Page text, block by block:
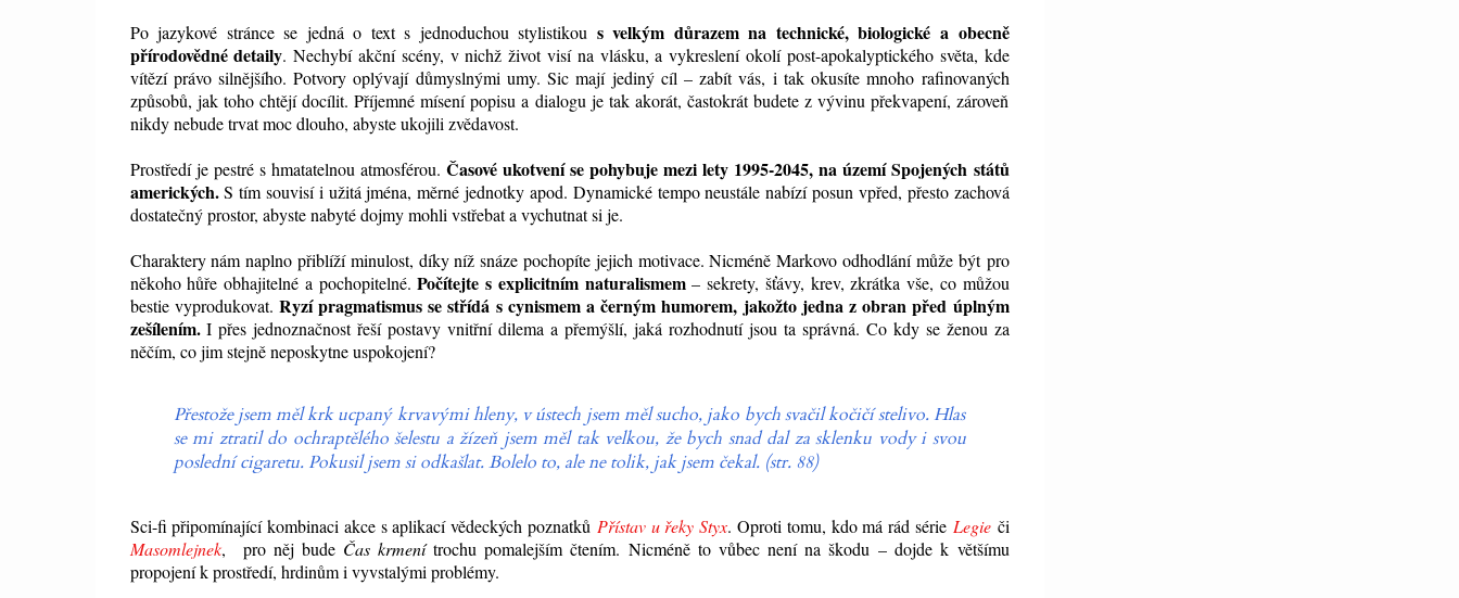
Po jazykové stránce se jedná o text s jednoduchou stylistikou s velkým důrazem na technické, biologické a obecně
přírodovědné detaily. Nechybí akční scény, v nichž život visí na vlásku, a vykreslení okolí post-apokalyptického světa, kde
vítězí právo silnějšího. Potvory oplývají důmyslnými umy. Sic mají jediný cíl – zabít vás, i tak okusíte mnoho rafinovaných
způsobů, jak toho chtějí docílit. Příjemné mísení popisu a dialogu je tak akorát, častokrát budete z vývinu překvapení, zároveň
nikdy nebude trvat moc dlouho, abyste ukojili zvědavost.
Prostředí je pestré s hmatatelnou atmosférou. Časové ukotvení se pohybuje mezi lety 1995-2045, na území Spojených států
amerických.S tím souvisí i užitá jména, měrné jednotky apod. Dynamické tempo neustále nabízí posun vpřed, přesto zachová
dostatečný prostor, abyste nabyté dojmy mohli vstřebat a vychutnat si je.
Charaktery nám naplno přiblíží minulost, díky níž snáze pochopíte jejich motivace. Nicméně Markovo odhodlání může být pro
někoho hůře obhajitelné a pochopitelné.Počítejte s explicitním naturalismem– sekrety, šťávy, krev, zkrátka vše, co můžou
bestie vyprodukovat. Ryzí pragmatismus se střídá s cynismem a černým humorem, jakožto jedna z obran před úplným
zešílením.I přes jednoznačnost řeší postavy vnitřní dilema a přemýšlí, jaká rozhodnutí jsou ta správná. Co kdy se ženou za
něčím, co jim stejně neposkytne uspokojení?
Přestože jsem měl krk ucpaný krvavými hleny, v ústech jsem měl sucho, jako bych svačil kočičí stelivo. Hlas
se mi ztratil do ochraptělého šelestu a žízeň jsem měl tak velkou, že bych snad dal za sklenku vody i svou
poslední cigaretu. Pokusil jsem si odkašlat. Bolelo to, ale ne tolik, jak jsem čekal. (str. 88)
Sci-fi připomínající kombinaci akce s aplikací vědeckých poznatků Přístav u řeky Styx. Oproti tomu, kdo má rád série Legieči
Masomlejnek, pro něj bude Čas krmenítrochu pomalejším čtením. Nicméně to vůbec není na škodu – dojde k většímu
propojení k prostředí, hrdinům i vyvstalými problémy.